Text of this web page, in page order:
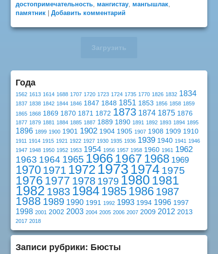
достопримечательность, мангистау, мангышлак,
памятник
|Добавить комментарий
Загрузить
Года
1562 1613 1614 1688 1707 1720 1723 1724 1735 1770 1826 1832 1834
1837 1838 1842 1844 1846 1847 1848 1851 1853 1856 1858 1859
1865 1868 1869 1870 1871 1872 1873 1874 1875 1876
1877 1879 1881 1884 1885 1887 1889 1890 1891 1892 1893 1894 1895
1896 1899 1900 1901 1902 1904 1905 1907 1908 1909 1910
1911 1914 1915 1921 1922 1927 1930 1935 1936 1939 1940 1941 1946
1947 1948 1950 1952 1953 1954 1956 1957 1958 1960 1961 1962
1963 1964 1965 1966 1967 1968 1969
1970 1971 1972 1973 1974 1975
1976 1977 1978 1979 1980 1981
1982 1983 198419851986 1987
1988 1989 1990 1991 1992 1993 1994 1996 1997
1998 2001 2002 2003 2004 2005 2006 2007 2009 2012 2013
2017 2018
Записи рубрики: Бюсты